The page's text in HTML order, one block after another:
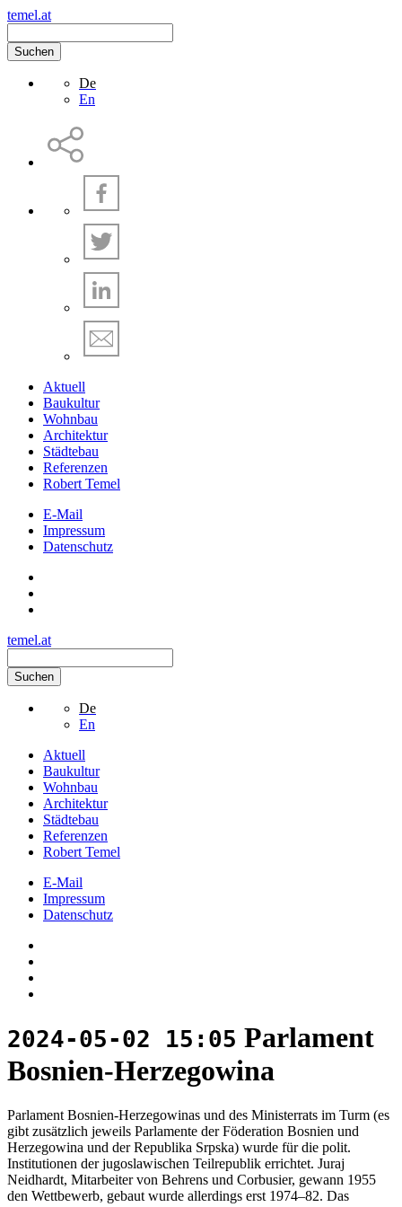
temel.at
Suchen
De
En
Aktuell
Baukultur
Wohnbau
Architektur
Städtebau
Referenzen
Robert Temel
E-Mail
Impressum
Datenschutz
temel.at
Suchen
De
En
Aktuell
Baukultur
Wohnbau
Architektur
Städtebau
Referenzen
Robert Temel
E-Mail
Impressum
Datenschutz
2024-05-02 15:05 Parlament
Bosnien-Herzegowina
Parlament Bosnien-Herzegowinas und des Ministerrats im Turm (es
gibt zusätzlich jeweils Parlamente der Föderation Bosnien und
Herzegowina und der Republika Srpska) wurde für die polit.
Institutionen der jugoslawischen Teilrepublik errichtet. Juraj
Neidhardt, Mitarbeiter von Behrens und Corbusier, gewann 1955
den Wettbewerb, gebaut wurde allerdings erst 1974–82. Das